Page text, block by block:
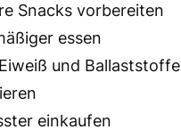
Snacks vorbereiten
essen
und Ballaststoffe
einkaufen